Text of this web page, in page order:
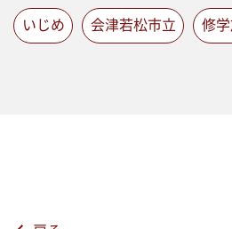
いじめ 会津若松市立 修